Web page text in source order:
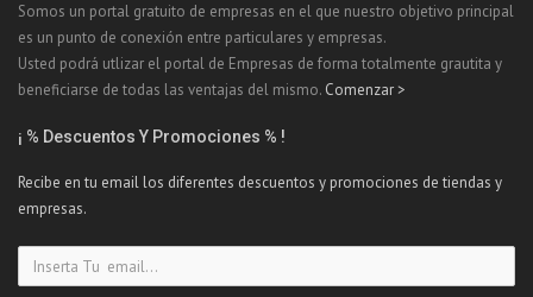
Somos un portal gratuito de empresas en el que nuestro objetivo principal
es un punto de conexión entre particulares y empresas.
Usted podrá utlizar el portal de Empresas de forma totalmente grautita y
beneficiarse de todas las ventajas del mismo. Comenzar >
¡ % Descuentos Y Promociones % !
Recibe en tu email los diferentes descuentos y promociones de tiendas y
empresas.